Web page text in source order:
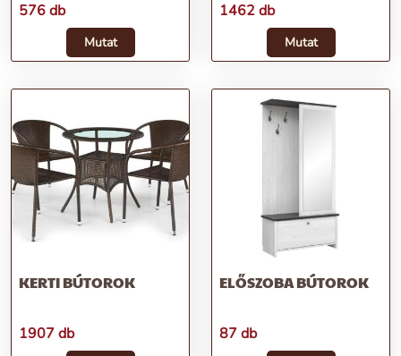
576 db
Mutat
1462 db
Mutat
KERTI BÚTOROK
1907 db
ELŐSZOBA BÚTOROK
87 db